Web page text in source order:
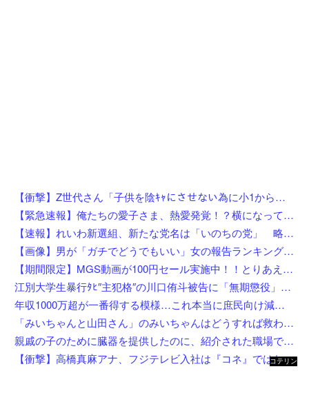
【衝撃】Z世代さん「子供を陰ｷｬにさせない為に小1から髪を金髪に染めさせてる」←これ効果あると思う？？？？？？
【緊急速報】俺たちの愛子さま、熱愛発覚！？横になってしまう奴らが大量発生してしまう…
【速報】れいわ新選組、新たな党名は「いのちの党」 略称は「いのち」
【画像】男が「ガチでどうでもいい」女の報告ランキング、圧倒的第１位と言えば『コレ』w w w w w w w w w w
【期間限定】MGS動画が100円セール実施中！！とりあえず全部買うやろｗｗｗｗｗ
江別大学生暴行ﾀﾋ″主犯格″の川口侑斗被告に「無期懲役」の判決→当時17歳少年に「懲役30年」の判決
年収1000万超が一番得する模様…これ本当に庶民向け減税か？
「みいちゃんと山田さん」のみいちゃんはどうすれば救われたのか
親戚の子のために臓器を提供したのに、紹介された職場でいじめられて右足に麻痺が残った…人助けして身体壊された挙句バカにされるとか胸糞すぎ
【衝撃】高橋真麻アナ、フジテレビ入社は『コネ』ではないが…「忖度じゃないですか？」←これw w w w w w w w
コテリン